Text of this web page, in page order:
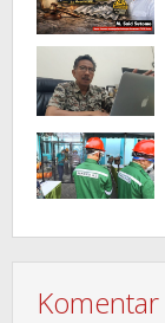
Komentar